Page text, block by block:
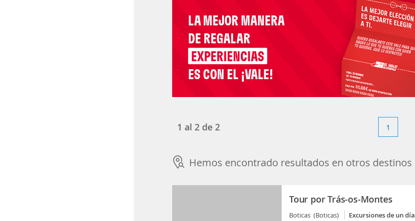
LA MEJOR MANERA
DE REGALAR
EXPERIENCIAS
ES CON EL ¡VALE!
1 al 2 de 2 1
Hemos encontrado resultados en otros destinos
Tour por Trás-os-Montes
Boticas (Boticas)
Excursiones de un día